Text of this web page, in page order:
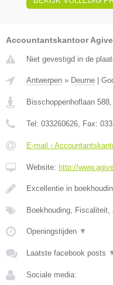
Accountantskantoor
Niet gevestigd in de
Antwerpen » Deurne
Bisschoppenhoflaan 588
Tel: 033260626 , Fax:
E-mail ›
Website: http://
Excellentie in
Boekhouding, Fiscaliteit,
Openingstijden ▼
Laatste facebook posts
Sociale media: